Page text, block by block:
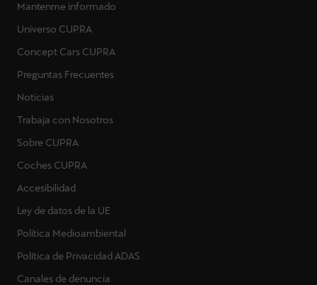
Mantenme informado
Universo CUPRA
Concept Cars CUPRA
Preguntas Frecuentes
Noticias
Trabaja con Nosotros
Sobre CUPRA
Coches CUPRA
Accesibilidad
Ley de datos de la UE
Política Medioambiental
Política de Privacidad ADAS
Canales de denuncia